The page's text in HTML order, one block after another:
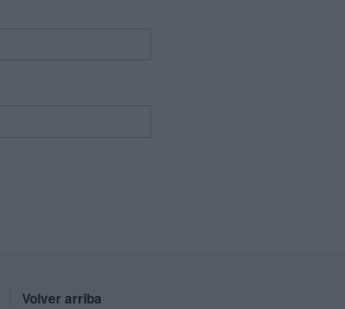
Volver arriba